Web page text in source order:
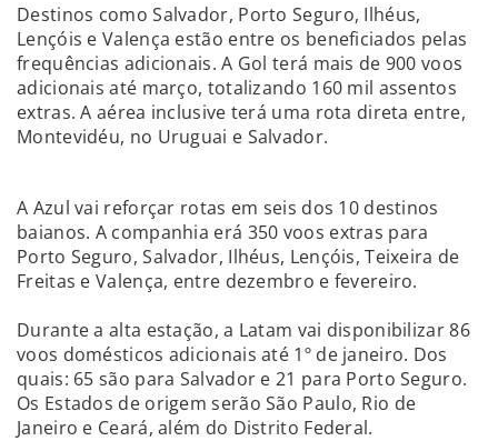
Destinos como Salvador, Porto Seguro, Ilhéus,
Lençóis e Valença estão entre os beneficiados pelas
frequências adicionais. A Gol terá mais de 900 voos
adicionais até março, totalizando 160 mil assentos
extras. A aérea inclusive terá uma rota direta entre,
Montevidéu, no Uruguai e Salvador.
A Azul vai reforçar rotas em seis dos 10 destinos
baianos. A companhia erá 350 voos extras para
Porto Seguro, Salvador, Ilhéus, Lençóis, Teixeira de
Freitas e Valença, entre dezembro e fevereiro.
Durante a alta estação, a Latam vai disponibilizar 86
voos domésticos adicionais até 1º de janeiro. Dos
quais: 65 são para Salvador e 21 para Porto Seguro.
Os Estados de origem serão São Paulo, Rio de
Janeiro e Ceará, além do Distrito Federal.